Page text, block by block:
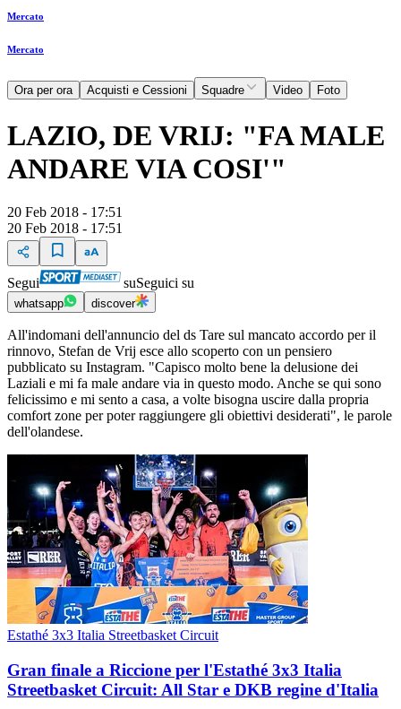
Mercato
Mercato
Ora per ora Acquisti e Cessioni Squadre Video Foto
LAZIO, DE VRIJ: "FA MALE
ANDARE VIA COSI'"
20 Feb 2018 - 17:51
20 Feb 2018 - 17:51
Segui suSeguici su
whatsapp discover
All'indomani dell'annuncio del ds Tare sul mancato accordo per il
rinnovo, Stefan de Vrij esce allo scoperto con un pensiero
pubblicato su Instagram. "Capisco molto bene la delusione dei
Laziali e mi fa male andare via in questo modo. Anche se qui sono
felicissimo e mi sento a casa, a volte bisogna uscire dalla propria
comfort zone per poter raggiungere gli obiettivi desiderati", le parole
dell'olandese.
Estathé 3x3 Italia Streetbasket Circuit
Gran finale a Riccione per l'Estathé 3x3 Italia
Streetbasket Circuit: All Star e DKB regine d'Italia